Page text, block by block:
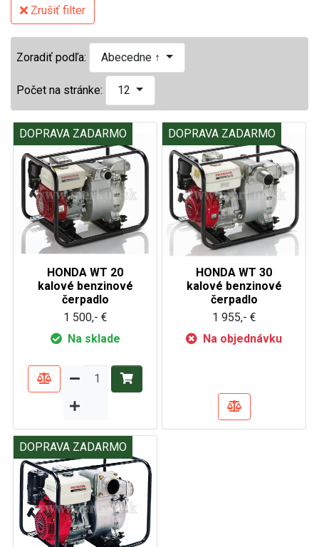
Zrušiť filter
Zoradiť podľa: Abecedne ↑
Počet na stránke: 12
DOPRAVA ZADARMO
HONDA WT 20
kalové benzinové
čerpadlo
1 500,- €
Na sklade
DOPRAVA ZADARMO
HONDA WT 30
kalové benzinové
čerpadlo
1 955,- €
Na objednávku
DOPRAVA ZADARMO